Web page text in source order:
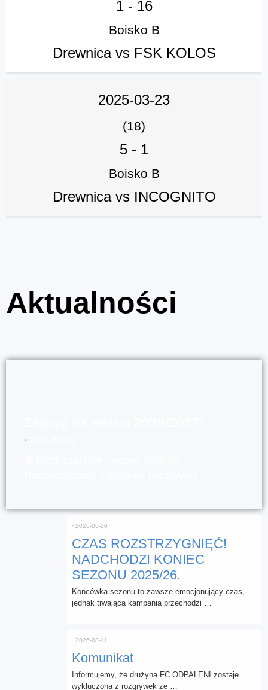
1- 16
Boisko B
Drewnica vs FSK KOLOS
2025-03-23
(18)
5 - 1
Boisko B
Drewnica vs INCOGNITO
Aktualności
⋅
CZAS ROZSTRZYGNIĘĆ!
NADCHODZI KONIEC
SEZONU 2025/26.
⋅ 2026-05-30
Końcówka sezonu to zawsze emocjonujący czas,
jednak trwająca kampania przechodzi …
Komunikat
⋅ 2026-03-11
Informujemy, że drużyna FC ODPALENI zostaje
wykluczona z rozgrywek ze …